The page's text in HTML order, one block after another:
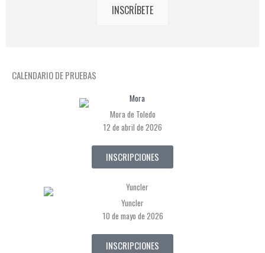
INSCRÍBETE
CALENDARIO DE PRUEBAS
Mora de Toledo
12 de abril de 2026
INSCRIPCIONES
Yuncler
10 de mayo de 2026
INSCRIPCIONES